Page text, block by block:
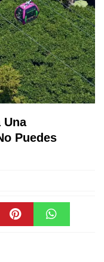
Una
Puedes